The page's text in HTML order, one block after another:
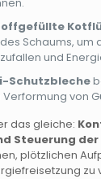
Schaums, um
und
Schutzbleche
von
das gleiche:
Steuerung
plötzlichen
zu